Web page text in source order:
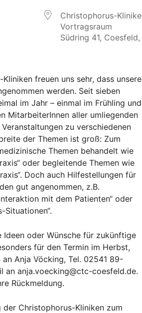
Christophorus-
Vortragsraum
Südring 41,
freuen uns sehr, dass unsere
werden. Seit sieben
im Jahr – einmal im Frühling und
MitarbeiterInnen aller umliegenden
zu verschiedenen
der Themen ist groß: Zum
Themen behandelt wie
oder begleitende Themen wie
Doch auch Hilfestellungen für
gut angenommen, z.B.
mit dem Patienten“ oder
Situationen“.
Ideen oder Wünsche für zukünftige
für den Termin im Herbst,
Anja Vöcking, Tel. 02541 89-
an anja.voecking@ctc-coesfeld.de.
Rückmeldung.
Christophorus-Kliniken zum